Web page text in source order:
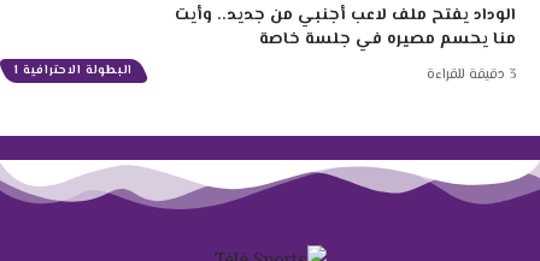
البطولة الاحترافية 1
الوداد يفتح ملف لاعب أجنبي من جديد.. وأيت
منا يحسم مصيره في جلسة خاصة